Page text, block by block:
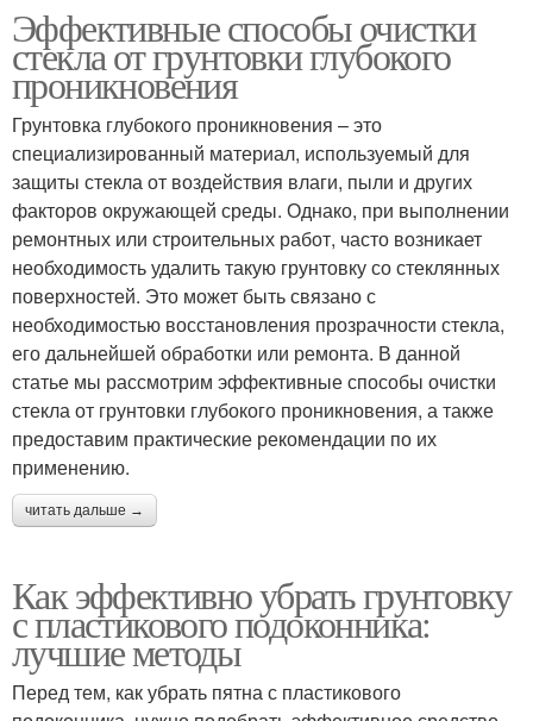
Эффективные способы очистки
стекла от грунтовки глубокого
проникновения
Грунтовка глубокого проникновения – это
специализированный материал, используемый для
защиты стекла от воздействия влаги, пыли и других
факторов окружающей среды. Однако, при выполнении
ремонтных или строительных работ, часто возникает
необходимость удалить такую грунтовку со стеклянных
поверхностей. Это может быть связано с
необходимостью восстановления прозрачности стекла,
его дальнейшей обработки или ремонта. В данной
статье мы рассмотрим эффективные способы очистки
стекла от грунтовки глубокого проникновения, а также
предоставим практические рекомендации по их
применению.
читать дальше →
Как эффективно убрать грунтовку
с пластикового подоконника:
лучшие методы
Перед тем, как убрать пятна с пластикового